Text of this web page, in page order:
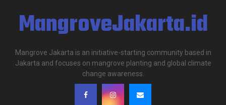
MangroveJakarta.id
Mangrove Jakarta is an initiative-starting community based in
Jakarta and focuses on mangrove planting and global climate
change awareness.